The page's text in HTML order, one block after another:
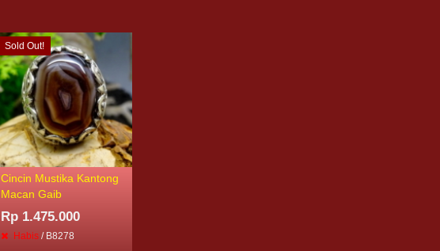
Sold Out!
Cincin Mustika Kantong
Macan Gaib
Rp 1.475.000
Habis / B8278